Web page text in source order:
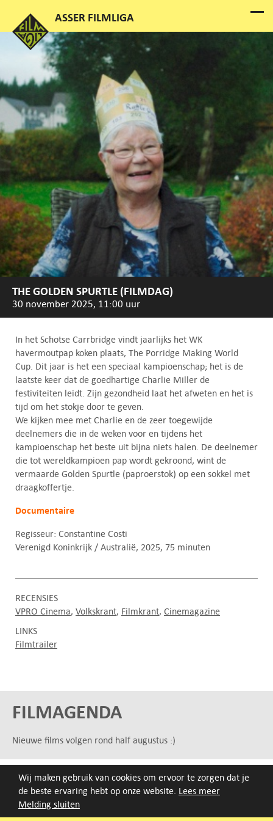
Melding sluiten
Wij maken gebruik van cookies om ervoor te zorgen dat je
de beste ervaring hebt op onze website. Lees meer
THE GOLDEN SPURTLE (FILMDAG)
30 november 2025, 11:00 uur
In het Schotse Carrbridge vindt jaarlijks het WK
havermoutpap koken plaats, The Porridge Making World
Cup. Dit jaar is het een speciaal kampioenschap; het is de
laatste keer dat de goedhartige Charlie Miller de
festiviteiten leidt. Zijn gezondheid laat het afweten en het is
tijd om het stokje door te geven.
We kijken mee met Charlie en de zeer toegewijde
deelnemers die in de weken voor en tijdens het
kampioenschap het beste uit bijna niets halen. De deelnemer
die tot wereldkampioen pap wordt gekroond, wint de
vermaarde Golden Spurtle (paproerstok) op een sokkel met
draagkoffertje.
Documentaire
Regisseur: Constantine Costi
Verenigd Koninkrijk / Australië, 2025, 75 minuten
RECENSIES
VPRO Cinema Volkskrant Filmkrant Cinemagazine
LINKS
Filmtrailer
FILMAGENDA
Nieuwe films volgen rond half augustus :)
ARCHIEF
Druk op de beginletter van de titel of zoek op titel, regisseur
of jaar van eerste vertoning.